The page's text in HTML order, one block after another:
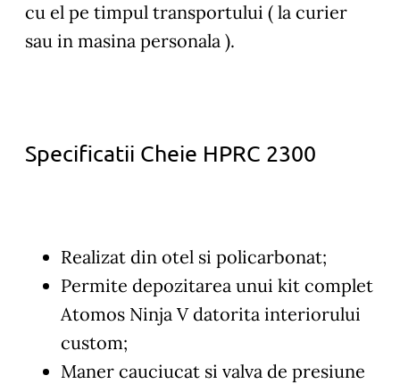
cu el pe timpul transportului ( la curier
sau in masina personala ).
Specificatii Cheie HPRC 2300
Realizat din otel si policarbonat;
Permite depozitarea unui kit complet
Atomos Ninja V datorita interiorului
custom;
Maner cauciucat si valva de presiune